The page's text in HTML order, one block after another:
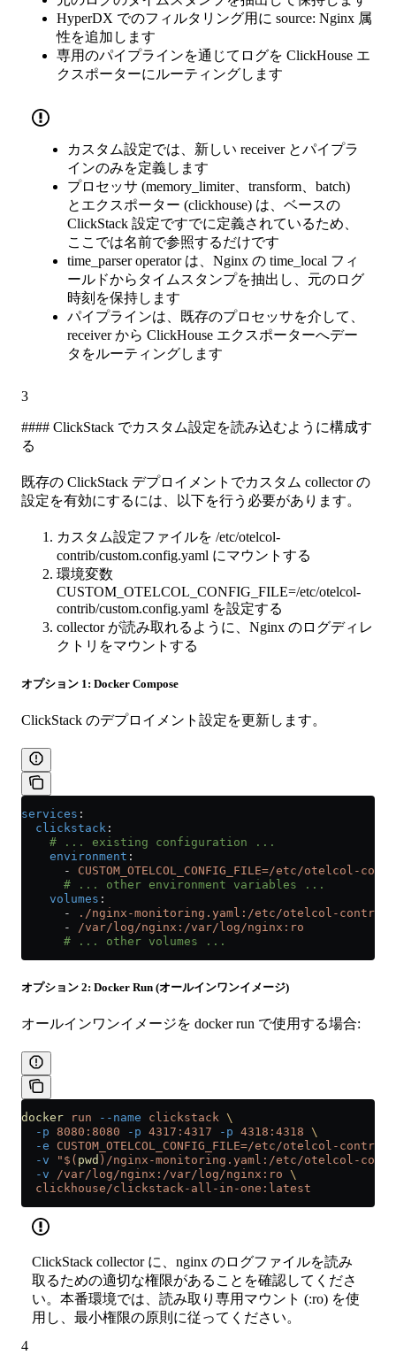
HyperDX でのフィルタリング用に source: Nginx 属
性を追加します
専用のパイプラインを通じてログを ClickHouse エ
クスポーターにルーティングします
カスタム設定では、新しい receiver とパイプラ
インのみを定義します
プロセッサ (memory_limiter、transform、batch)
とエクスポーター (clickhouse) は、ベースの
ClickStack 設定ですでに定義されているため、
ここでは名前で参照するだけです
time_parser operator は、Nginx の time_local フィ
ールドからタイムスタンプを抽出し、元のログ
時刻を保持します
パイプラインは、既存のプロセッサを介して、
receiver から ClickHouse エクスポーターへデー
タをルーティングします
3
#### ClickStack でカスタム設定を読み込むように構成す
る
既存の ClickStack デプロイメントでカスタム collector の
設定を有効にするには、以下を行う必要があります。
カスタム設定ファイルを /etc/otelcol-
contrib/custom.config.yaml にマウントする
環境変数
CUSTOM_OTELCOL_CONFIG_FILE=/etc/otelcol-
contrib/custom.config.yaml を設定する
collector が読み取れるように、Nginx のログディレ
クトリをマウントする
オプション 1: Docker Compose
ClickStack のデプロイメント設定を更新します。
services :
  clickstack
:
    # ... existing configuration ...
    environment
:
      -
CUSTOM_OTELCOL_CONFIG_FILE=/etc/otelcol-
      # ... other environment variables ...
    volumes
:
      -
./nginx-monitoring.yaml:/etc/otelcol-contrib/
      -
/var/log/nginx:/var/log/nginx:ro
      # ... other volumes ...
オプション 2: Docker Run (オールインワンイメージ)
オールインワンイメージを docker run で使用する場合:
docker run --name clickstack \
  -p
8080:8080 -p 4317:4317 -p 4318:4318 \
  -e
CUSTOM_OTELCOL_CONFIG_FILE=/etc/otelcol-
  -v
"$( pwd )/nginx-monitoring.yaml:/etc/otelcol-
  -v
/var/log/nginx:/var/log/nginx:ro \
  clickhouse/clickstack-all-in-one:latest
ClickStack collector に、nginx のログファイルを読み
取るための適切な権限があることを確認してくださ
い。本番環境では、読み取り専用マウント (:ro) を使
用し、最小権限の原則に従ってください。
4